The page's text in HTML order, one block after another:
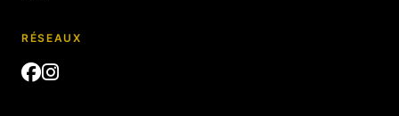
RÉSEAUX